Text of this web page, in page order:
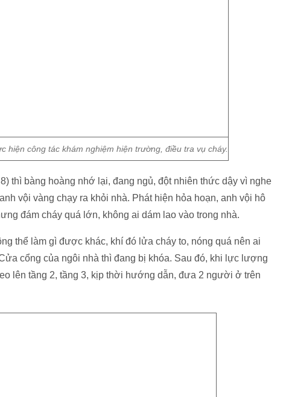
hiện công tác khám nghiệm hiện trường, điều tra vụ cháy.
thì bàng hoàng nhớ lại, đang ngủ, đột nhiên thức dậy vì nghe
vội vàng chạy ra khỏi nhà. Phát hiện hỏa hoạn, anh vội hô
đám cháy quá lớn, không ai dám lao vào trong nhà.
thể làm gì được khác, khí đó lửa cháy to, nóng quá nên ai
cổng của ngôi nhà thì đang bị khóa. Sau đó, khi lực lượng
lên tầng 2, tầng 3, kịp thời hướng dẫn, đưa 2 người ở trên